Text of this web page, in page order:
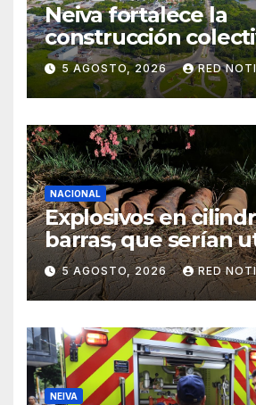
Neiva fortalece la
construcción
POT
5 AGOSTO, 2026 RED
NACIONAL
Explosivos en
barras, que serían
en Cali, fueron
por la Policía
5 AGOSTO, 2026 RED
NEIVA